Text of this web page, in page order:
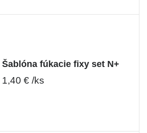
Šablóna fúkacie fixy set N+
1,40 € /ks